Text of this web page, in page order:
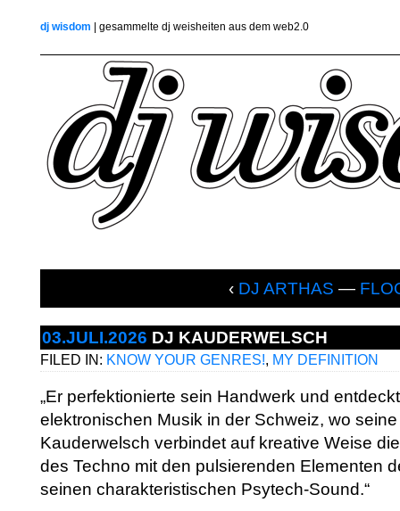
dj wisdom | gesammelte dj weisheiten aus dem web2.0
‹ DJ ARTHAS —
03.JULI.2026 DJ KAUDERWELSCH
FILED IN: KNOW YOUR GENRES!, MY DEFINITION
„Er perfektionierte sein Handwerk und
elektronischen Musik in der Schweiz, wo
Kauderwelsch verbindet auf kreative Weise
des Techno mit den pulsierenden Elementen
seinen charakteristischen Psytech-Sound.“